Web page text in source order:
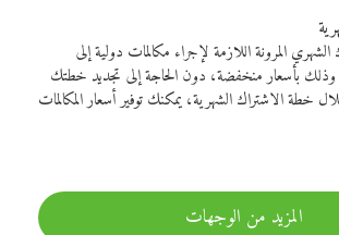
المرونة اللازمة لإجراء مكالمات دولية إلى
وذلك بأسعار منخفضة، دون الحاجة إلى تجديد خطتك
الاشتراك الشهرية، يمكنك توفير أسعار المكالمات
المزيد من الوجهات